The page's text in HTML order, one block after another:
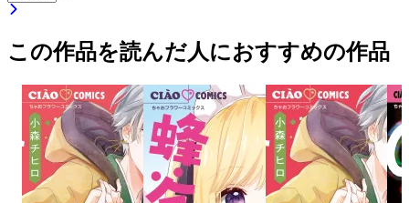
この作品を読んだ人におすすめの作品